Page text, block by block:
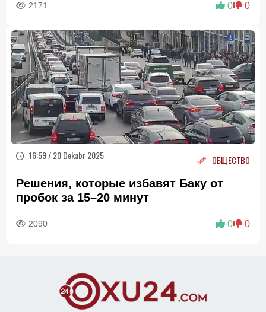
2171 0 0
16:59 / 20 Dekabr 2025 ОБЩЕСТВО
Решения, которые избавят Баку от
пробок за 15–20 минут
2090 0 0